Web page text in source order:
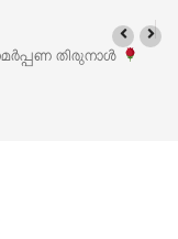
സെയിലും ഓഗസ്റ്റ് 8-ന്